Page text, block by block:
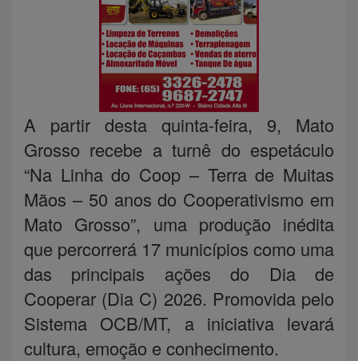
A partir desta quinta-feira, 9, Mato
Grosso recebe a turnê do espetáculo
“Na Linha do Coop – Terra de Muitas
Mãos – 50 anos do Cooperativismo em
Mato Grosso”, uma produção inédita
que percorrerá 17 municípios como uma
das principais ações do Dia de
Cooperar (Dia C) 2026. Promovida pelo
Sistema OCB/MT, a iniciativa levará
cultura, emoção e conhecimento.